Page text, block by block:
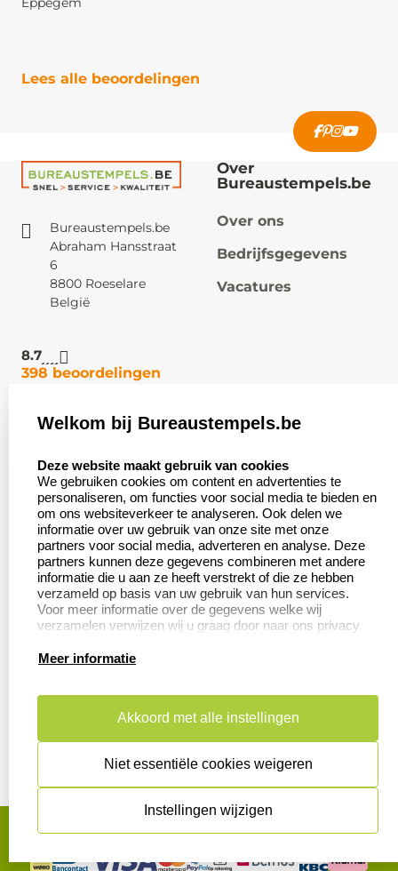
Lees alle beoordelingen
Bureaustempels.be
Abraham Hansstraat
6
8800 Roeselare
België
8.7
398 beoordelingen
Over
Bureaustempels.be
Over ons
Bedrijfsgegevens
Vacatures
Klantenservice:
Contact
Veel gestelde vragen
Retourneren
Herroepingsrecht
Zakelijk:
Aanvraag op maat
Wederverkoper
worden
Betaling &
Verzending
Productinformatie:
Aanleverspecificaties
Instructie voor
Safety Sheets
Sitemap
algemene voorwaarden
disclaimer
Welkom bij Bureaustempels.be
Deze website maakt gebruik van cookies
We gebruiken cookies om content en advertenties te
personaliseren, om functies voor social media te bieden en
om ons websiteverkeer te analyseren. Ook delen we
informatie over uw gebruik van onze site met onze
partners voor social media, adverteren en analyse. Deze
partners kunnen deze gegevens combineren met andere
informatie die u aan ze heeft verstrekt of die ze hebben
verzameld op basis van uw gebruik van hun services.
Voor meer informatie over de gegevens welke wij
verzamelen verwijzen wij u graag door naar ons privacy
Meer informatie
Akkoord met alle instellingen
Niet essentiële cookies weigeren
Instellingen wijzigen